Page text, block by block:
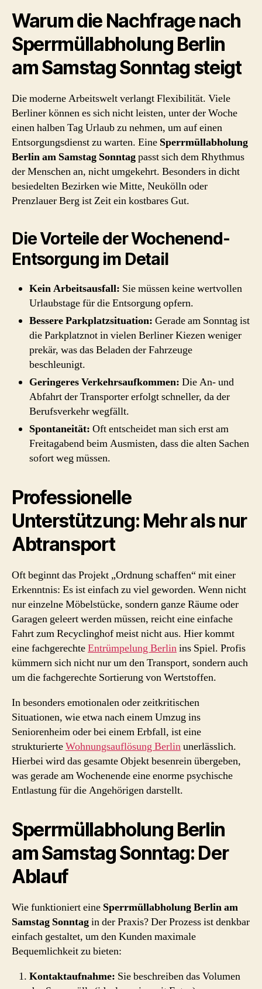
Warum die Nachfrage nach
Sperrmüllabholung Berlin
am Samstag Sonntag steigt
Die moderne Arbeitswelt verlangt Flexibilität. Viele
Berliner können es sich nicht leisten, unter der Woche
einen halben Tag Urlaub zu nehmen, um auf einen
Entsorgungsdienst zu warten. Eine Sperrmüllabholung
Berlin am Samstag Sonntagpasst sich dem Rhythmus
der Menschen an, nicht umgekehrt. Besonders in dicht
besiedelten Bezirken wie Mitte, Neukölln oder
Prenzlauer Berg ist Zeit ein kostbares Gut.
Die Vorteile der Wochenend-
Entsorgung im Detail
Kein Arbeitsausfall: Sie müssen keine wertvollen
Urlaubstage für die Entsorgung opfern.
Bessere Parkplatzsituation: Gerade am Sonntag ist
die Parkplatznot in vielen Berliner Kiezen weniger
prekär, was das Beladen der Fahrzeuge
beschleunigt.
Geringeres Verkehrsaufkommen: Die An- und
Abfahrt der Transporter erfolgt schneller, da der
Berufsverkehr wegfällt.
Spontaneität: Oft entscheidet man sich erst am
Freitagabend beim Ausmisten, dass die alten Sachen
sofort weg müssen.
Professionelle
Unterstützung: Mehr als nur
Abtransport
Oft beginnt das Projekt „Ordnung schaffen“ mit einer
Erkenntnis: Es ist einfach zu viel geworden. Wenn nicht
nur einzelne Möbelstücke, sondern ganze Räume oder
Garagen geleert werden müssen, reicht eine einfache
Fahrt zum Recyclinghof meist nicht aus. Hier kommt
eine fachgerechteEntrümpelung Berlinins Spiel. Profis
kümmern sich nicht nur um den Transport, sondern auch
um die fachgerechte Sortierung von Wertstoffen.
In besonders emotionalen oder zeitkritischen
Situationen, wie etwa nach einem Umzug ins
Seniorenheim oder bei einem Erbfall, ist eine
strukturierteWohnungsauflösung Berlinunerlässlich.
Hierbei wird das gesamte Objekt besenrein übergeben,
was gerade am Wochenende eine enorme psychische
Entlastung für die Angehörigen darstellt.
Sperrmüllabholung Berlin
am Samstag Sonntag: Der
Ablauf
Wie funktioniert eine Sperrmüllabholung Berlin am
Samstag Sonntagin der Praxis? Der Prozess ist denkbar
einfach gestaltet, um den Kunden maximale
Bequemlichkeit zu bieten:
Kontaktaufnahme: Sie beschreiben das Volumen